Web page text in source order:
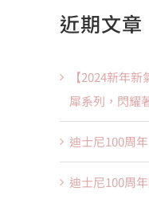
果：
近期文章
【2024新年
犀系列，閃耀
迪士尼100周
迪士尼100周